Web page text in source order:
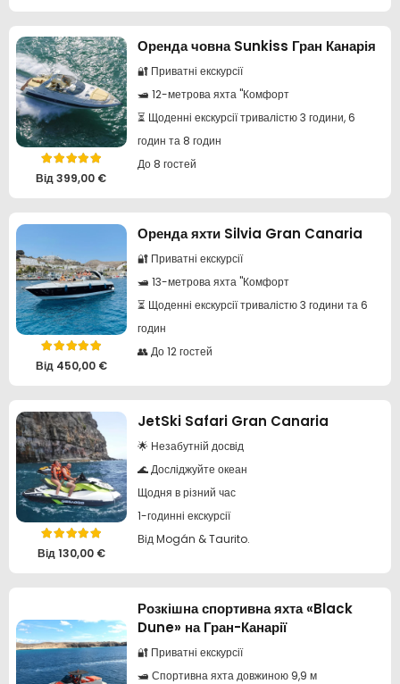
Оцінено в 5.00з 5
Від399,00 €
Оренда човна Sunkiss Гран Канарія
🔐 Приватні екскурсії
🛥️ 12-метрова яхта "Комфорт
⏳ Щоденні екскурсії тривалістю 3 години, 6
годин та 8 годин
До 8 гостей
Оцінено в 5.00з 5
Від 450,00 €
Оренда яхти Silvia Gran Canaria
🔐 Приватні екскурсії
🛥️ 13-метрова яхта "Комфорт
⏳ Щоденні екскурсії тривалістю 3 години та 6
годин
👥 До 12 гостей
Оцінено в 5.00з 5
Від130,00 €
JetSki Safari Gran Canaria
🌟 Незабутній досвід
🌊 Досліджуйте океан
Щодня в різний час
1-годинні екскурсії
Від Mogán & Taurito.
Розкішна спортивна яхта «Black
Dune» на Гран-Канарії
🔐 Приватні екскурсії
🛥️ Спортивна яхта довжиною 9,9 м